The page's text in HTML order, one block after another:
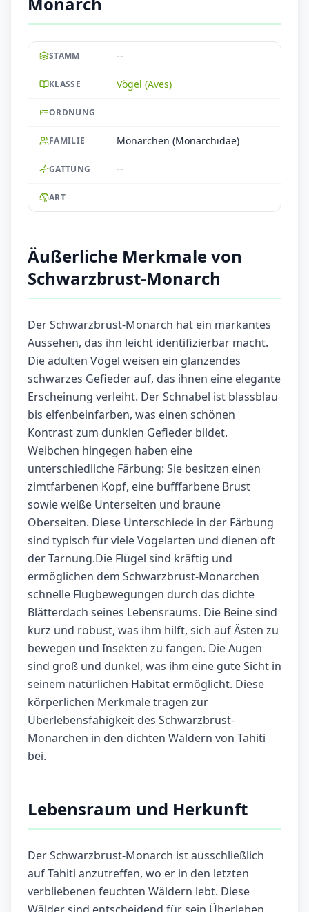
STAMM --
KLASSE Vögel (Aves)
ORDNUNG --
FAMILIE Monarchen (Monarchidae)
GATTUNG --
ART --
Äußerliche Merkmale von
Schwarzbrust-Monarch
Der Schwarzbrust-Monarch hat ein markantes
Aussehen, das ihn leicht identifizierbar macht.
Die adulten Vögel weisen ein glänzendes
schwarzes Gefieder auf, das ihnen eine elegante
Erscheinung verleiht. Der Schnabel ist blassblau
bis elfenbeinfarben, was einen schönen
Kontrast zum dunklen Gefieder bildet.
Weibchen hingegen haben eine
unterschiedliche Färbung: Sie besitzen einen
zimtfarbenen Kopf, eine bufffarbene Brust
sowie weiße Unterseiten und braune
Oberseiten. Diese Unterschiede in der Färbung
sind typisch für viele Vogelarten und dienen oft
der Tarnung.Die Flügel sind kräftig und
ermöglichen dem Schwarzbrust-Monarchen
schnelle Flugbewegungen durch das dichte
Blätterdach seines Lebensraums. Die Beine sind
kurz und robust, was ihm hilft, sich auf Ästen zu
bewegen und Insekten zu fangen. Die Augen
sind groß und dunkel, was ihm eine gute Sicht in
seinem natürlichen Habitat ermöglicht. Diese
körperlichen Merkmale tragen zur
Überlebensfähigkeit des Schwarzbrust-
Monarchen in den dichten Wäldern von Tahiti
bei.
Lebensraum und Herkunft
Der Schwarzbrust-Monarch ist ausschließlich
auf Tahiti anzutreffen, wo er in den letzten
verbliebenen feuchten Wäldern lebt. Diese